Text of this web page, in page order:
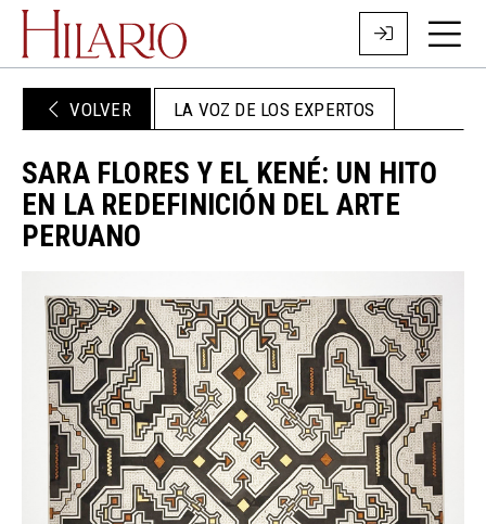
VOLVER LA VOZ DE LOS EXPERTOS
SARA FLORES Y EL KENÉ: UN HITO
EN LA REDEFINICIÓN DEL ARTE
PERUANO